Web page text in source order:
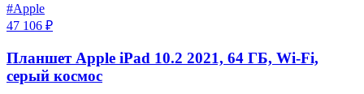
#Apple
47 106 ₽
Планшет Apple iPad 10.2 2021, 64 ГБ, Wi-Fi,
серый космос